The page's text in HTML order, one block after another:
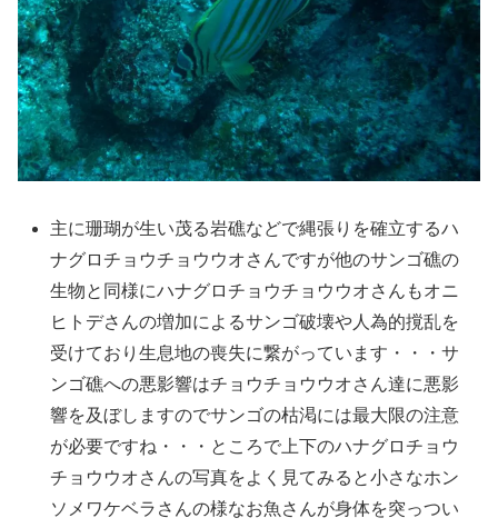
主に珊瑚が生い茂る岩礁などで縄張りを確立するハ
ナグロチョウチョウウオさんですが他のサンゴ礁の
生物と同様にハナグロチョウチョウウオさんもオニ
ヒトデさんの増加によるサンゴ破壊や人為的撹乱を
受けており生息地の喪失に繋がっています・・・サ
ンゴ礁への悪影響はチョウチョウウオさん達に悪影
響を及ぼしますのでサンゴの枯渇には最大限の注意
が必要ですね・・・ところで上下のハナグロチョウ
チョウウオさんの写真をよく見てみると小さなホン
ソメワケベラさんの様なお魚さんが身体を突っつい